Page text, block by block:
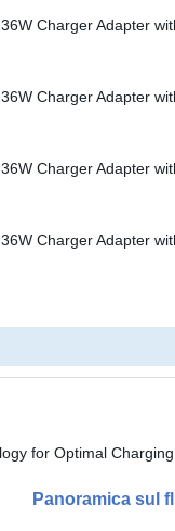
Panoramica sul